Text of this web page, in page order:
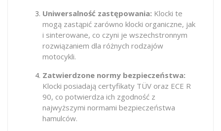
Uniwersalność zastępowania: Klocki te
mogą zastąpić zarówno klocki organiczne, jak
i sinterowane, co czyni je wszechstronnym
rozwiązaniem dla różnych rodzajów
motocykli.
Zatwierdzone normy bezpieczeństwa:
Klocki posiadają certyfikaty TÜV oraz ECE R
90, co potwierdza ich zgodność z
najwyższymi normami bezpieczeństwa
hamulców.